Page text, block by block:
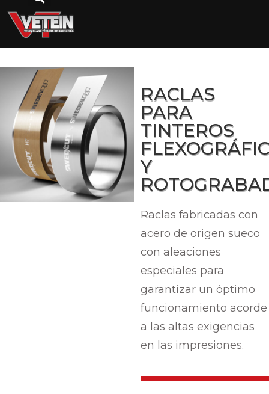
tinteros flexográficos y rotograbado
RACLAS
PARA
TINTEROS
Y
Raclas fabricadas con
acero de origen sueco
con aleaciones
especiales para
garantizar un óptimo
funcionamiento acorde
a las altas exigencias
en las impresiones.